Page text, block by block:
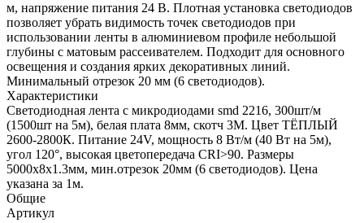
м, напряжение питания 24 В. Плотная установка светодиодов
позволяет убрать видимость точек светодиодов при
использовании ленты в алюминиевом профиле небольшой
глубины с матовым рассеивателем. Подходит для основного
освещения и создания ярких декоративных линий.
Минимальный отрезок 20 мм (6 светодиодов).
Характеристики
Светодиодная лента с микродиодами smd 2216, 300шт/м
(1500шт на 5м), белая плата 8мм, скотч 3М. Цвет ТЁПЛЫЙ
2600-2800К. Питание 24V, мощность 8 Вт/м (40 Вт на 5м),
угол 120°, высокая цветопередача CRI>90. Размеры
5000х8х1.3мм, мин.отрезок 20мм (6 светодиодов). Цена
указана за 1м.
Общие
Артикул